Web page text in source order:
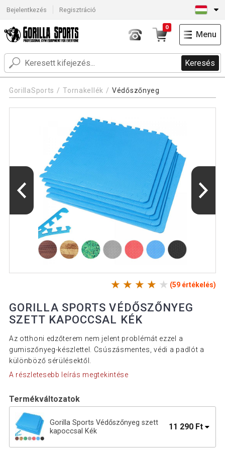
Bejelentkezés Regisztráció
Keresés
0
Menu
GorillaSports Tornakellék Védőszőnyeg
(59 értékelés)
GORILLA SPORTS VÉDŐSZŐNYEG
SZETT KAPOCCSAL KÉK
Az otthoni edzőterem nem jelent problémát ezzel a
gumiszőnyeg-készlettel. Csúszásmentes, védi a padlót a
különböző sérülésektől.
A részletesebb leírás megtekintése
Termékváltozatok
Gorilla Sports Védőszőnyeg szett
kapoccsal Kék
11 290 Ft